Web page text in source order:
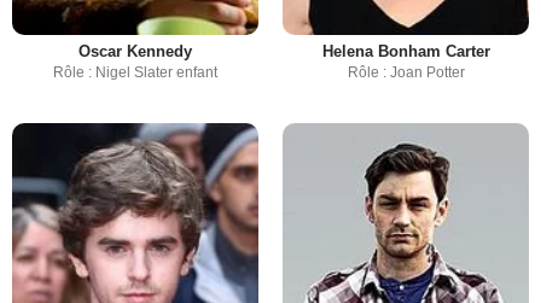
Oscar Kennedy
Rôle : Nigel Slater enfant
Helena Bonham Carter
Rôle : Joan Potter